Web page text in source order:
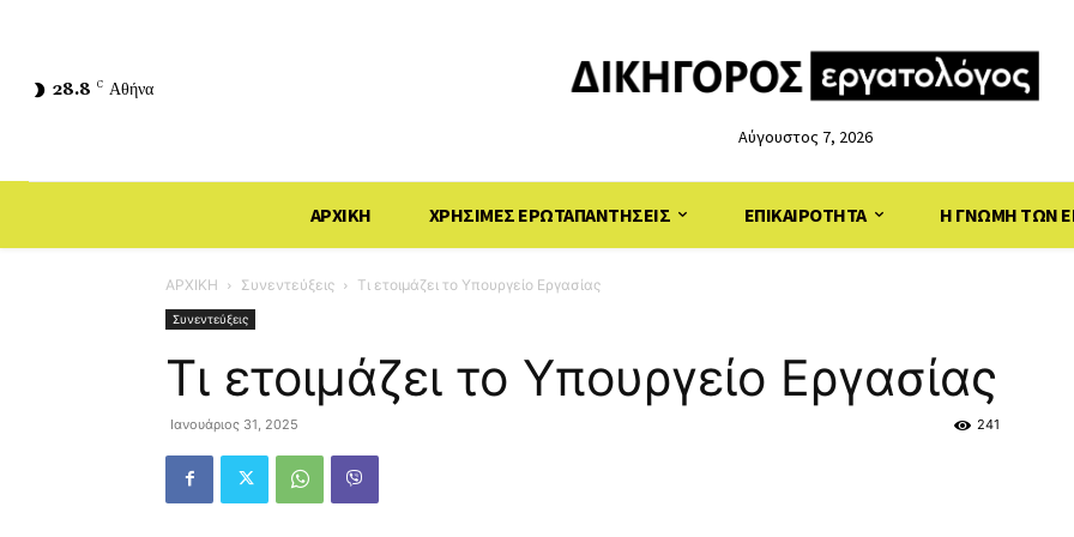
28.8 C Αθήνα
Αύγουστος 7, 2026
ΑΡΧΙΚΗ ΧΡΗΣΙΜΕΣ ΕΡΩΤΑΠΑΝΤΗΣΕΙΣ ΕΠΙΚΑΙΡΟΤΗΤΑ Η ΓΝΩΜΗ ΤΩΝ
ΑΡΧΙΚΗ Συνεντεύξεις Τι ετοιμάζει το Υπουργείο Εργασίας
Συνεντεύξεις
Τι ετοιμάζει το Υπουργείο Εργασίας
Ιανουάριος 31, 2025 241